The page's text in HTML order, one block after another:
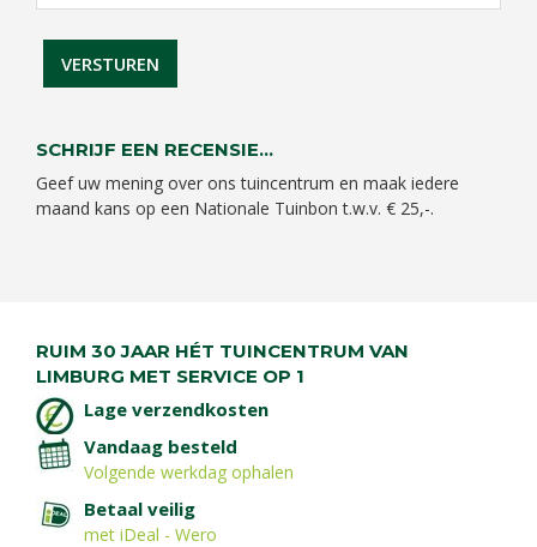
SCHRIJF EEN RECENSIE...
Geef uw mening over ons tuincentrum en maak iedere
maand kans op een Nationale Tuinbon t.w.v. € 25,-.
RUIM 30 JAAR HÉT TUINCENTRUM VAN
LIMBURG MET SERVICE OP 1
Lage verzendkosten
Vandaag besteld
Volgende werkdag ophalen
Betaal veilig
met iDeal - Wero